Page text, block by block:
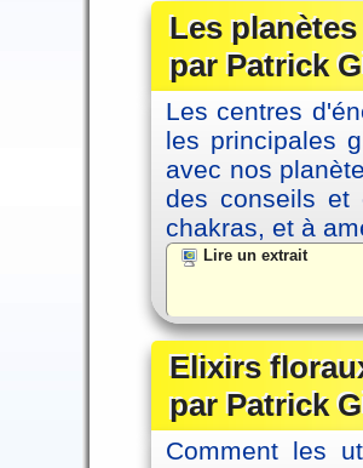
Les
par Patrick
Les centres
les principales
avec nos
des conseils et
chakras, et à
Lire un extrait
Elixirs
par Patrick
Comment les